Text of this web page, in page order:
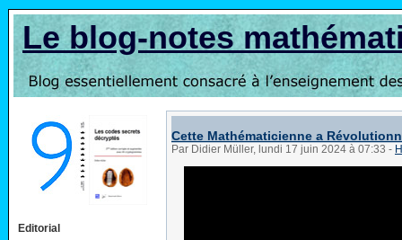
Le blog-notes
Editorial
Cette Mathématicienne a
Par Didier Müller, lundi 17 juin 2024 à 07:33 -